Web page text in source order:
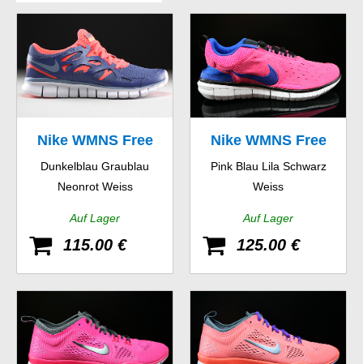
Nike WMNS Free
Run 2 EXT
Dunkelblau Graublau
Neonrot Weiss
Auf Lager
115.00 €
Nike WMNS Free
OG 14
Pink Blau Lila Schwarz
Weiss
Auf Lager
125.00 €